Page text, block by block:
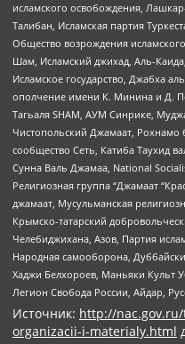
исламского освобождения,
Талибан, Исламская партия
Общество возрождения
Шам, Исламский джихад, Аль-
Исламское государство, Джабха
ополчение имени К. Минина и Д.
Тагьаля SHAM, АУМ Синрике,
Чистопольский Джамаат, Рохнамо
сообщество Сеть, Катиба Таухид
Сунна Валь Джамаа, National
Религиозная группа “Джамаат
джамаат, Мусульманская
Крымско-татарский
Челебиджихана, Азов, Партия
Народная самооборона,
Хаджи Белхороев, Маньяки Культ
Легион Свобода России, Айдар,
Источник: http://
organizacii-i-materialy.html